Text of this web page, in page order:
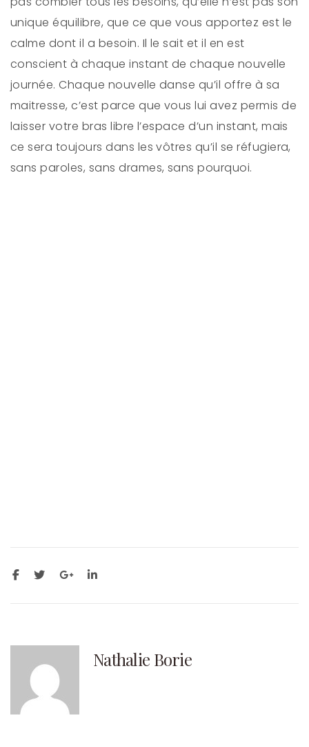
unique équilibre, que ce que vous apportez est le
calme dont il a besoin. Il le sait et il en est
conscient à chaque instant de chaque nouvelle
journée. Chaque nouvelle danse qu’il offre à sa
maitresse, c’est parce que vous lui avez permis de
laisser votre bras libre l’espace d’un instant, mais
ce sera toujours dans les vôtres qu’il se réfugiera,
sans paroles, sans drames, sans pourquoi.
Nathalie Borie